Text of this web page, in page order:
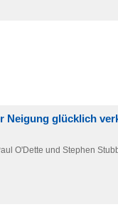
Neigung glücklich
O'Dette und Stephen